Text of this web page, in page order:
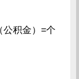
公积金）=个